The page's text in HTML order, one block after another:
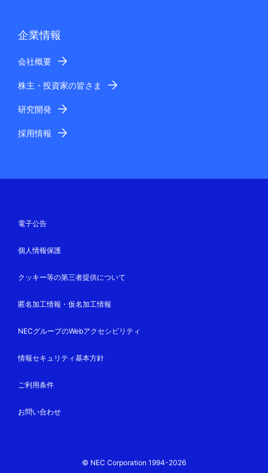
企業情報
会社概要
株主・投資家の皆さま
研究開発
採用情報
電子公告
個人情報保護
クッキー等の第三者提供について
匿名加工情報・仮名加工情報
NECグループのWebアクセシビリティ
情報セキュリティ基本方針
ご利用条件
お問い合わせ
© NEC Corporation 1994-2026